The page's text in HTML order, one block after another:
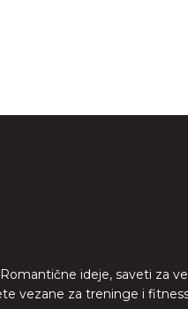
ideje, saveti za
vezane za treninge i